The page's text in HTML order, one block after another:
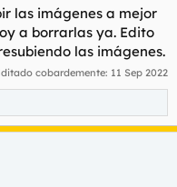
las imágenes a mejor
a borrarlas ya. Edito
las imágenes.
cobardemente: 11 Sep 2022